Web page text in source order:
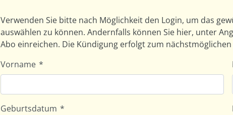
Verwenden Sie bitte nach Möglichkeit den Login, um das
auswählen zu können. Andernfalls können Sie hier, unter
Abo einreichen. Die Kündigung erfolgt zum
Vorname *
Geburtsdatum *